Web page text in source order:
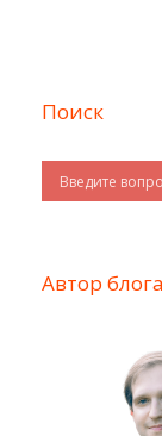
Поиск
Автор блога